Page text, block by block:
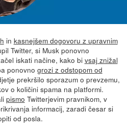
in kasnejšem dogovoru z upravnim
Twitter, si Musk ponovno
iskati načine, kako bi vsaj znižal
ponovno grozi z odstopom od
prekršilo sporazum o prevzemu,
o količini spama na platformi.
pismo Twitterjevim pravnikom, v
informacij, zaradi česar si
od posla.